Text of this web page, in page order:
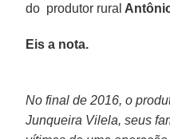
do produtor rural
Eis a nota.
No final de 2016, o
Junqueira Vilela, seus